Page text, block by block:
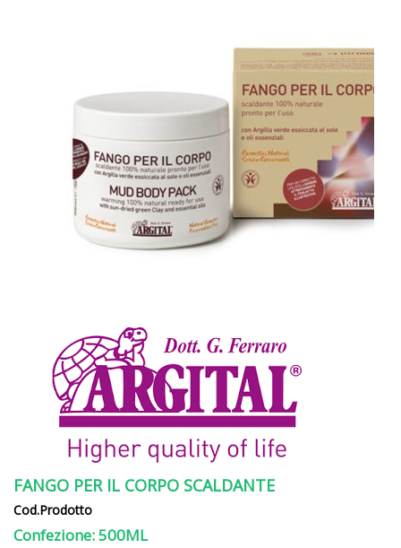
FANGO PER IL CORPO SCALDANTE
Cod.Prodotto
Confezione: 500ML